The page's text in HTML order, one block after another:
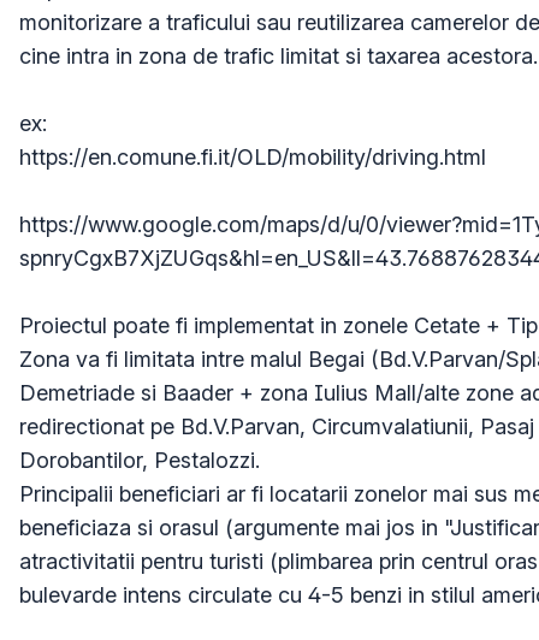
monitorizare a traficului sau reutilizarea camerelor
cine intra in zona de trafic limitat si taxarea acestora.
ex:
https://en.comune.fi.it/OLD/mobility/driving.html
https://www.google.com/maps/d/u/0/
Proiectul poate fi implementat in zonele Cetate +
Zona va fi limitata intre malul Begai (Bd.V.Parvan/
Demetriade si Baader + zona Iulius Mall/alte zone
redirectionat pe Bd.V.Parvan, Circumvalatiunii,
Dorobantilor, Pestalozzi.
Principalii beneficiari ar fi locatarii zonelor mai sus
beneficiaza si orasul (argumente mai jos in
atractivitatii pentru turisti (plimbarea prin centrul
bulevarde intens circulate cu 4-5 benzi in stilul